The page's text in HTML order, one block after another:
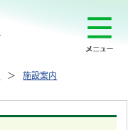
施設案内